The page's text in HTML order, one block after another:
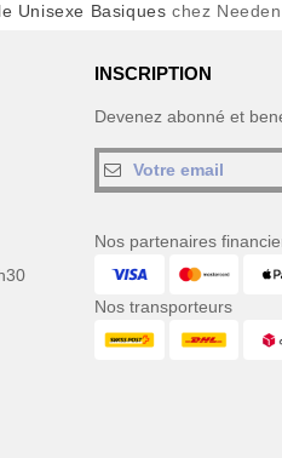
Unisexe Basiques chez
INSCRIPTION
Devenez abonné et
Nos partenaires
Nos transporteurs